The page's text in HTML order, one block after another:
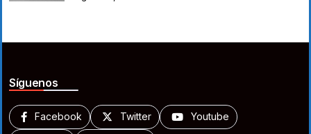
Síguenos
Facebook Twitter Youtube